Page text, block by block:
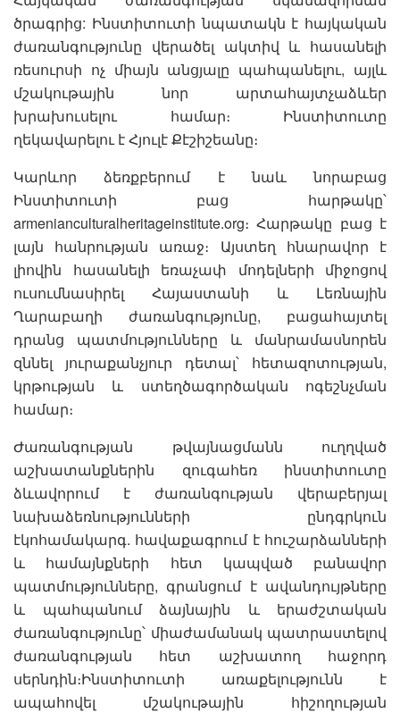
ծրագրից: Ինստիտուտի նպատակն է հայկական
ժառանգությունը վերածել ակտիվ և հասանելի
ռեսուրսի ոչ միայն անցյալը պահպանելու, այլև
մշակութային նոր արտահայտչաձևեր
խրախուսելու համար։ Ինստիտուտը
ղեկավարելու է Հյուլէ Քէշիշեանը։
Կարևոր ձեռքբերում է նաև նորաբաց
Ինստիտուտի բաց հարթակը՝
armenianculturalheritageinstitute.org։ Հարթակը բաց է
լայն հանրության առաջ։ Այստեղ հնարավոր է
լիովին հասանելի եռաչափ մոդելների միջոցով
ուսումնասիրել Հայաստանի և Լեռնային
Ղարաբաղի ժառանգությունը, բացահայտել
դրանց պատմությունները և մանրամասնորեն
զննել յուրաքանչյուր դետալ՝ հետազոտության,
կրթության և ստեղծագործական ոգեշնչման
համար։
Ժառանգության թվայնացմանն ուղղված
աշխատանքներին զուգահեռ ինստիտուտը
ձևավորում է ժառանգության վերաբերյալ
նախաձեռնությունների ընդգրկուն
էկոհամակարգ. հավաքագրում է հուշարձանների
և համայնքների հետ կապված բանավոր
պատմությունները, գրանցում է ավանդույթները
և պահպանում ձայնային և երաժշտական
ժառանգությունը՝ միաժամանակ պատրաստելով
ժառանգության հետ աշխատող հաջորդ
սերնդին։Ինստիտուտի առաքելությունն է
ապահովել մշակութային հիշողության